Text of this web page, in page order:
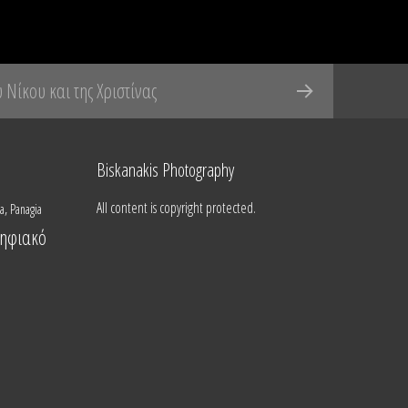
και της Χριστίνας
, Panagia
Biskanakis Photography
All content is copyright protected.